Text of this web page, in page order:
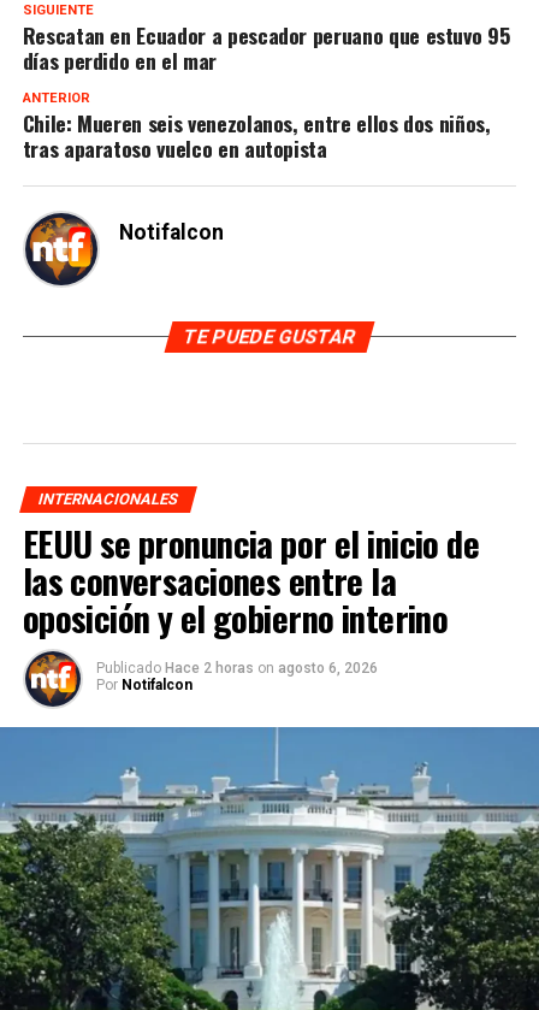
SIGUIENTE
Rescatan en Ecuador a pescador peruano que estuvo 95
días perdido en el mar
ANTERIOR
Chile: Mueren seis venezolanos, entre ellos dos niños,
tras aparatoso vuelco en autopista
Notifalcon
TE PUEDE GUSTAR
INTERNACIONALES
EEUU se pronuncia por el inicio de
las conversaciones entre la
oposición y el gobierno interino
Publicado Hace 2 horas on agosto 6, 2026
Por Notifalcon